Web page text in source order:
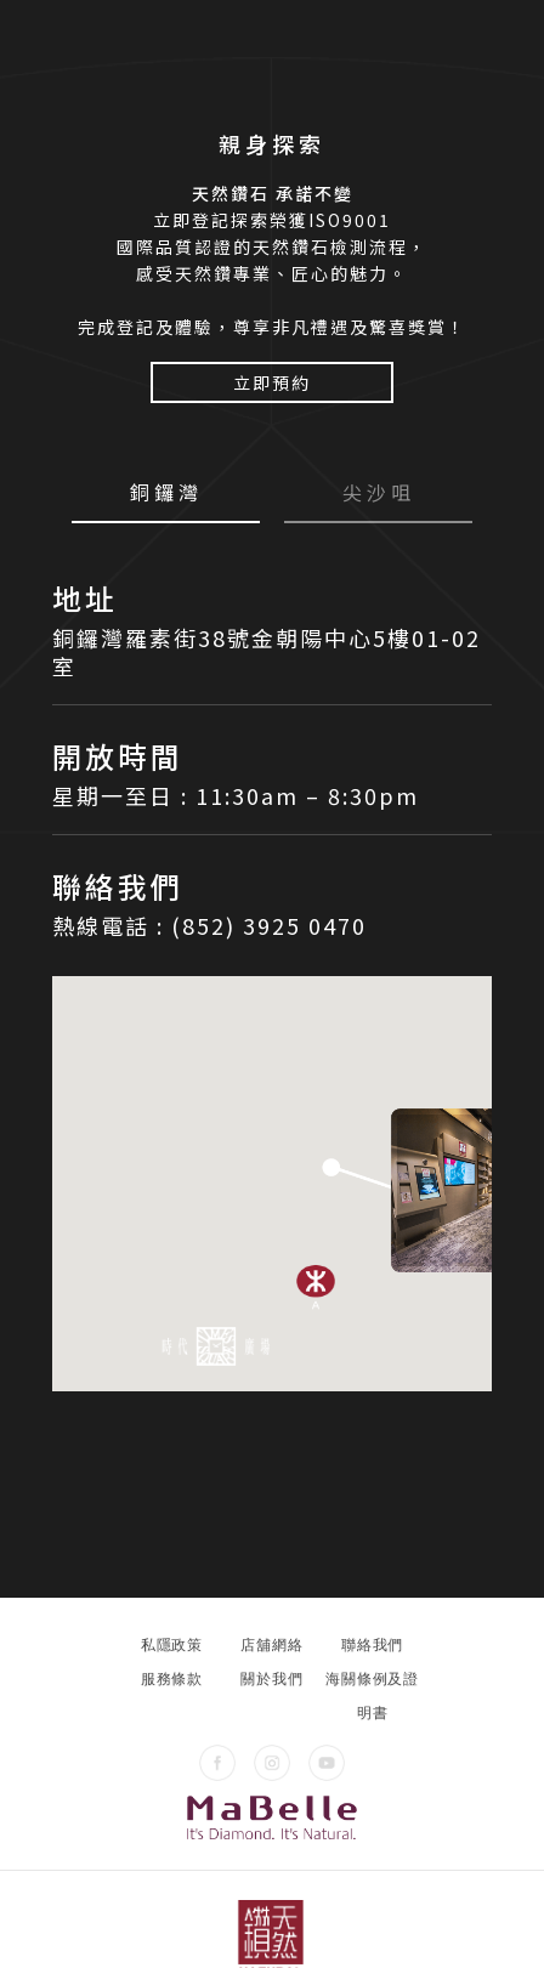
親身探索
天然鑽石 承諾不變
立即登記探索榮獲ISO9001
國際品質認證的天然鑽石檢測流程，
感受天然鑽專業、匠心的魅力。
完成登記及體驗，尊享非凡禮遇及驚喜獎賞！
立即預約
銅鑼灣 尖沙咀
地址
銅鑼灣羅素街38號金朝陽中心5樓01-02
室
開放時間
星期一至日 : 11:30am – 8:30pm
聯絡我們
熱線電話 : (852) 3925 0470
私隱政策 店舖網絡
聯絡我們
服務條款
關於我們
海關條例及證
明書